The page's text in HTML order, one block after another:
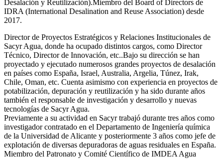
Desalación y Reutilización).Miembro del Board of Directors de
IDRA (International Desalination and Reuse Association) desde
2017.
Director de Proyectos Estratégicos y Relaciones Institucionales de
Sacyr Agua, donde ha ocupado distintos cargos, como Director
Técnico, Director de Innovación, etc..Bajo su dirección se han
proyectado y ejecutado numerosos grandes proyectos de desalación
en países como España, Israel, Australia, Argelia, Túnez, Irak,
Chile, Oman, etc. Cuenta asimismo con experiencia en proyectos de
potabilización, depuración y reutilización y ha sido durante años
también el responsable de investigación y desarrollo y nuevas
tecnologías de Sacyr Agua.
Previamente a su actividad en Sacyr trabajó durante tres años como
investigador contratado en el Departamento de Ingeniería química
de la Universidad de Alicante y posteriormente 3 años como jefe de
explotación de diversas depuradoras de aguas residuales en España.
Miembro del Patronato y Comité Científico de IMDEA Agua